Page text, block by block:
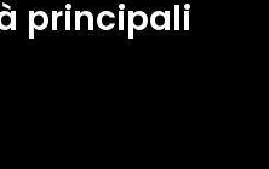
principali